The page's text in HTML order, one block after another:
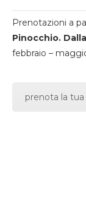
Prenotazioni a
Pinocchio.
febbraio –
prenota la tua